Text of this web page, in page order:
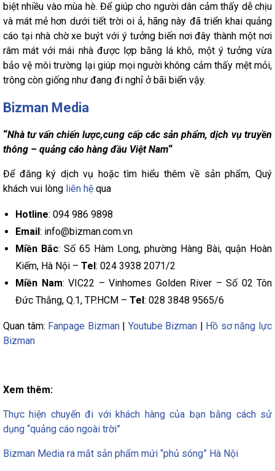
biệt nhiều vào mùa hè. Để giúp cho người dân cảm thấy dễ chịu
và mát mẻ hơn dưới tiết trời oi ả, hãng này đã triển khai quảng
cáo tại nhà chờ xe buýt với ý tưởng biến nơi đây thành một nơi
râm mát với mái nhà được lợp bằng lá khô, một ý tưởng vừa
bảo vệ môi trường lại giúp mọi người không cảm thấy mệt mỏi,
trông còn giống như đang đi nghỉ ở bãi biển vậy.
Bizman Media
“Nhà tư vấn chiến lược,cung cấp các sản phẩm, dịch vụ truyền
thông – quảng cáo hàng đầu Việt Nam“
Để đăng ký dịch vụ hoặc tìm hiểu thêm về sản phẩm, Quý
khách vui lòng liên hệ qua
Hotline: 094 986 9898
Email: info@bizman.com.vn
Miền Bắc: Số 65 Hàm Long, phường Hàng Bài, quận Hoàn
Kiếm, Hà Nội – Tel: 024 3938 2071/2
Miền Nam: VIC22 – Vinhomes Golden River – Số 02 Tôn
Đức Thắng, Q.1, TP.HCM – Tel: 028 3848 9565/6
Quan tâm: Fanpage Bizman| Youtube Bizman | Hồ sơ năng lực
Bizman
Xem thêm:
Thực hiện chuyến đi với khách hàng của bạn bằng cách sử
dụng “quảng cáo ngoài trời”
Bizman Media ra mắt sản phẩm mứi “phủ sóng” Hà Nội